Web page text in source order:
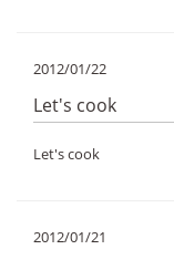
2012/01/22
Let's cook
Let's cook
2012/01/21